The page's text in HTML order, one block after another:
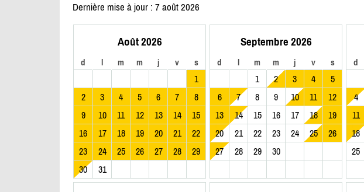
Dernière mise à jour : 7 août 2026
Août 2026
d l m m j v s
1
2
3 4 5 6 7
8
9
10 11 12 13 14
15
16
17 18 19 20 21
22
23
24 25 26 27 28
29
30
31
Septembre 2026
d l m m j v s
1 2 3 4
5
6
7 8 9 10 11
12
13
14 15 16 17 18
19
20
21 22 23 24 25
26
27
28 29 30
d
4
11
18
25